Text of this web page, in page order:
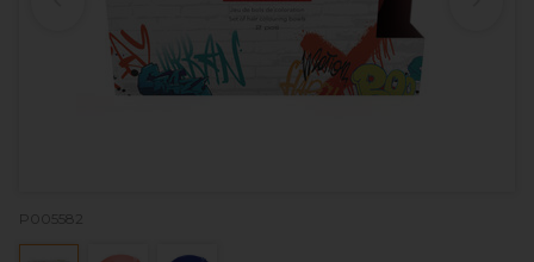
P005582